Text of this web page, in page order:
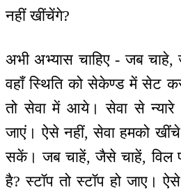
नहीं खींचेंगे?
अभी अभ्यास चाहिए - जब चाहे,
वहाँ स्थिति को सेकेण्ड में सेट
तो सेवा में आये। सेवा से न्यारे
जाएं। ऐसे नहीं, सेवा हमको
सकें। जब चाहें, जैसे चाहें, विल
है? स्टॉप तो स्टॉप हो जाए।